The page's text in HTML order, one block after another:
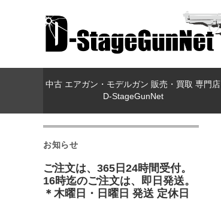
中古 エアガン・モデルガン 販売・買取 専門店
D-StageGunNet
お知らせ
ご注文は、365日24時間受付。
16時迄のご注文は、即日発送。
＊木曜日・日曜日 発送 定休日